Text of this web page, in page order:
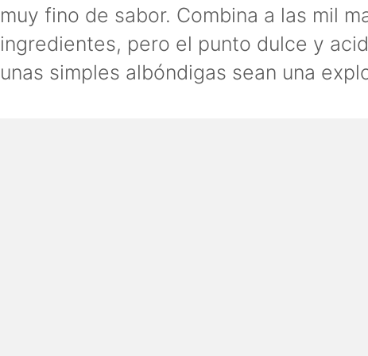
muy fino de sabor. Combina a las mil
ingredientes, pero el punto dulce y
unas simples albóndigas sean una